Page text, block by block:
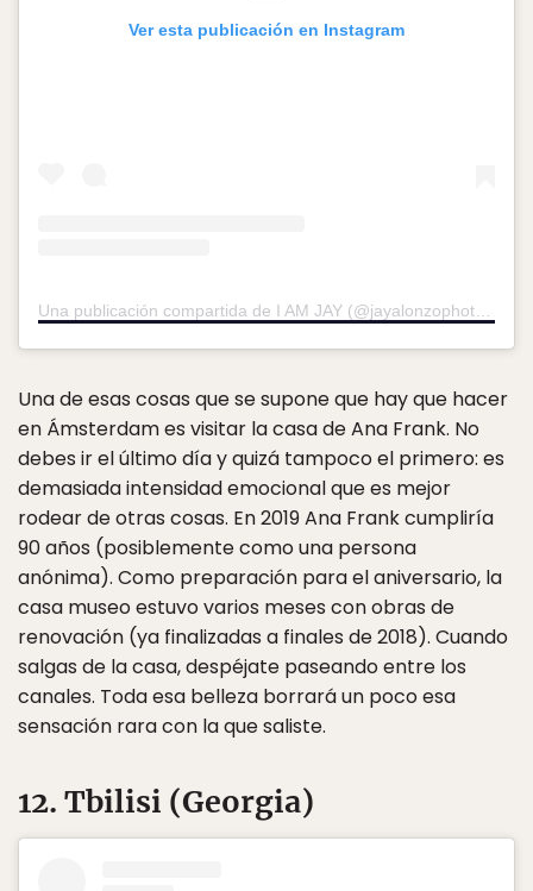
Ver esta publicación en Instagram
Una publicación compartida de I AM JAY (@jayalonzophotography)
Una de esas cosas que se supone que hay que hacer
en Ámsterdam es visitar la casa de Ana Frank. No
debes ir el último día y quizá tampoco el primero: es
demasiada intensidad emocional que es mejor
rodear de otras cosas. En 2019 Ana Frank cumpliría
90 años (posiblemente como una persona
anónima). Como preparación para el aniversario, la
casa museo estuvo varios meses con obras de
renovación (ya finalizadas a finales de 2018). Cuando
salgas de la casa, despéjate paseando entre los
canales. Toda esa belleza borrará un poco esa
sensación rara con la que saliste.
12. Tbilisi (Georgia)